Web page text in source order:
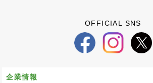
OFFICIAL SNS
企業情報